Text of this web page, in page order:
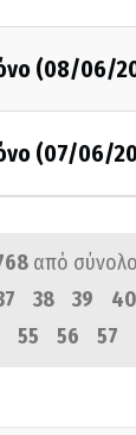
(08/06/
(07/06/
από σύνολο
38 39 40
55 56 57